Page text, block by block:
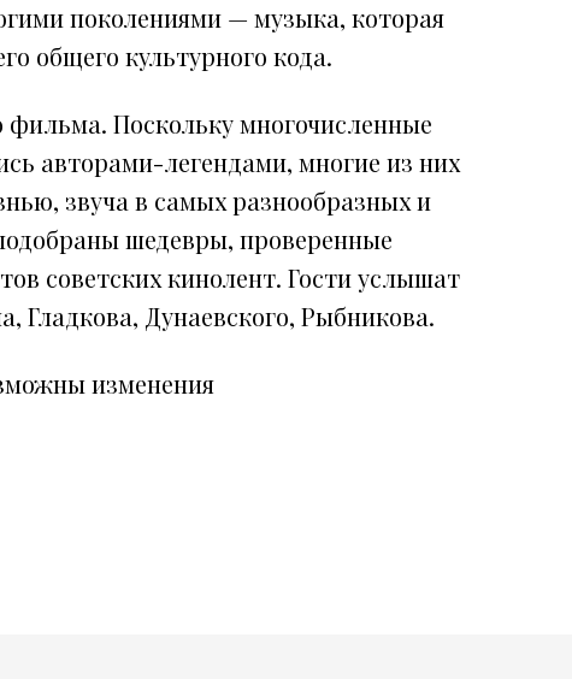
поколениями — музыка, которая
общего культурного кода.
Поскольку многочисленные
авторами-легендами, многие из них
звуча в самых разнообразных и
шедевры, проверенные
советских кинолент. Гости услышат
Гладкова, Дунаевского, Рыбникова.
изменения